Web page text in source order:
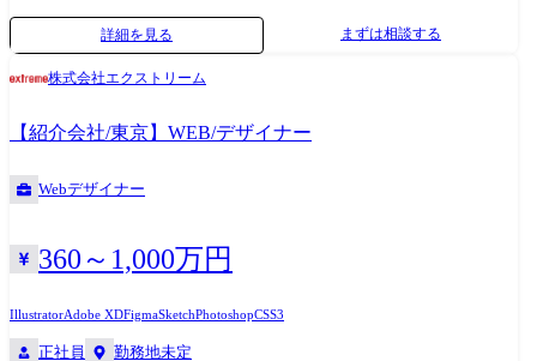
Miro / Mural ・プロダクト利用状況の把握・解析:firebase, amplitude,
data.ai etc ・開発言語: Kotlin, Java, Swift, Flutter, Python, HTML, Typescript
等 ・開発環境: AWS, GCP, Azure, Android Studio, xCode, Visual Studio
ス)のUI設計構築 主にご担当いただく業務は管理画面のUI/UX設計と構築
です。 デザインチームは、UI/UXデザイナー2名/WEBデザイナー4名で構
Adobe Photoshop, Adobe Illustrator, Adobe XD, Mac Keynote 【バージョン
管理】 GitLab(マージリクエストベースでレビューを実施) 【コラボレー
ションツール】 Redmine, Slack, Google Workspace
詳細を見る まずは相談する
株式会社エクストリーム
【紹介会社/東京】WEB/デザイナー
Webデザイナー
360～1,000万円
IllustratorAdobe XDFigmaSketchPhotoshopCSS3
正社員 勤務地未定